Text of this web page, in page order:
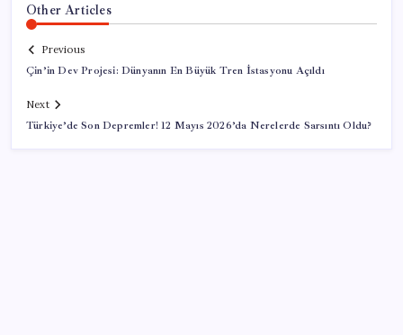
Other Articles
Previous
Çin’in Dev Projesi: Dünyanın En Büyük Tren İstasyonu Açıldı
Next
Türkiye’de Son Depremler! 12 Mayıs 2026’da Nerelerde Sarsıntı Oldu?